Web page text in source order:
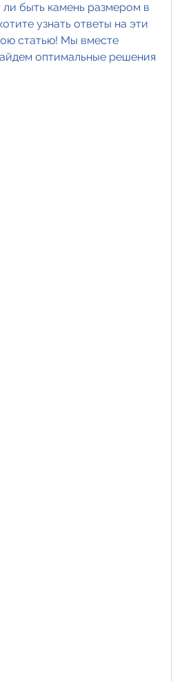
быть камень размером в
узнать ответы на эти
статью! Мы вместе
оптимальные решения